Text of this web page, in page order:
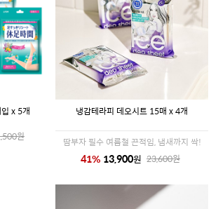
x 5개
원
냉감테라피 데오시트 15매 x 4개
땀부자 필수 여름철 끈적임, 냄새까지 싹!
41% 13,900원 23,600원